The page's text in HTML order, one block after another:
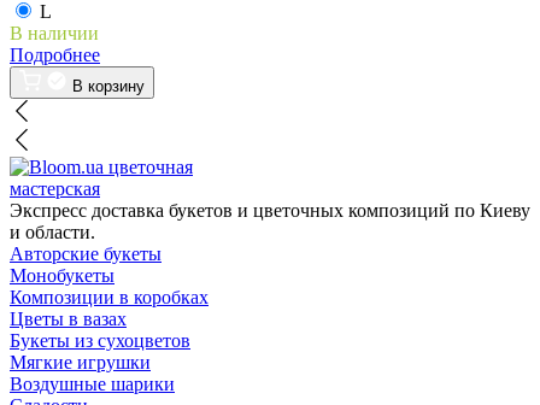
L
В наличии
Подробнее
В корзину
цветочная
мастерская
Экспресс доставка букетов и цветочных композиций по Киеву
и области.
Авторские букеты
Монобукеты
Композиции в коробках
Цветы в вазах
Букеты из сухоцветов
Мягкие игрушки
Воздушные шарики